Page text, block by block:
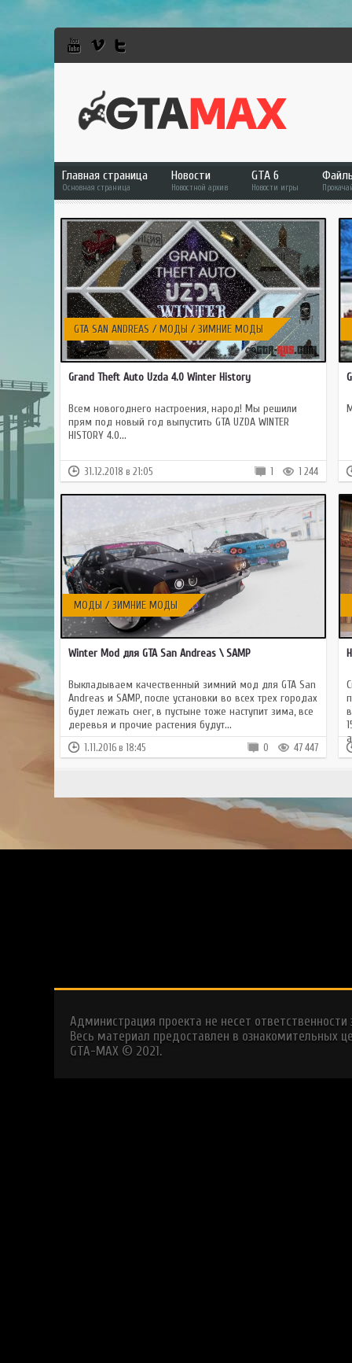
Главная страница
Основная страница
Новости
Новостной архив
GTA 6
GTA 5
GTA Online
RDR 2
GTA 6
Новости игры
GTA SAN ANDREAS / МОДЫ / ЗИМНИЕ МОДЫ
Grand Theft Auto Uzda 4.0 Winter History
Всем новогоднего настроения, народ! Мы решили
прям под новый год выпустить GTA UZDA WINTER
HISTORY 4.0...
31.12.2018 в 21:05 1 244
1
МОДЫ / ЗИМНИЕ МОДЫ
Winter Mod для GTA San Andreas \ SAMP
Выкладываем качественный зимний мод для GTA San
Andreas и SAMP, после установки во всех трех городах
будет лежать снег, в пустыне тоже наступит зима, все
деревья и прочие растения будут...
1.11.2016 в 18:45 47 447
0
Администрация проекта не несет
Весь материал предоставлен в ознакомительных
GTA-MAX © 2021.